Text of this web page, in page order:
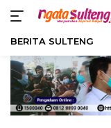
Langsung
konten
BERITA SULTENG